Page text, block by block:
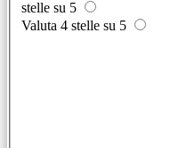
stelle su 5
Valuta 4 stelle su 5